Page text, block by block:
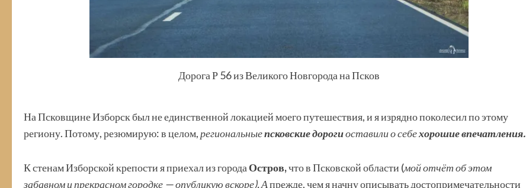
Дорога Р 56 из Великого Новгорода на Псков
На Псковщине Изборск был не единственной локацией моего путешествия, и я изрядно поколесил по этому
региону. Потому, резюмирую: в целом, региональныепсковские дорогиоставили о себехорошие впечатления.
К стенам Изборской крепости я приехал из города Остров,что в Псковской области (мой отчёт об этом
забавном и прекрасном городке — опубликую вскоре). Апрежде, чем я начну описывать достопримечательности